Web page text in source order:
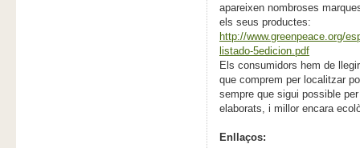
apareixen nombroses
els seus productes:
http://www.greenpeace.org/
listado-5edicion.pdf
Els consumidors hem de
que comprem per localitzar
sempre que sigui possible
elaborats, i millor encara
Enllaços: